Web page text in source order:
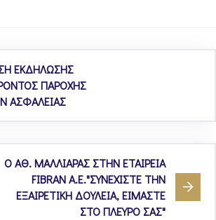
ΕΚΔΗΛΩΣΗΣ
ΠΑΡΟΧΗΣ
ΑΣΦΑΛΕΙΑΣ
Ο ΑΘ. ΜΑΛΛΙΑΡΑΣ ΣΤΗΝ ΕΤΑΙΡΕΙΑ
FIBRAN A.E."ΣΥΝΕΧΙΣΤΕ ΤΗΝ
ΕΞΑΙΡΕΤΙΚΗ ΔΟΥΛΕΙΑ, ΕΙΜΑΣΤΕ
ΣΤΟ ΠΛΕΥΡΟ ΣΑΣ"